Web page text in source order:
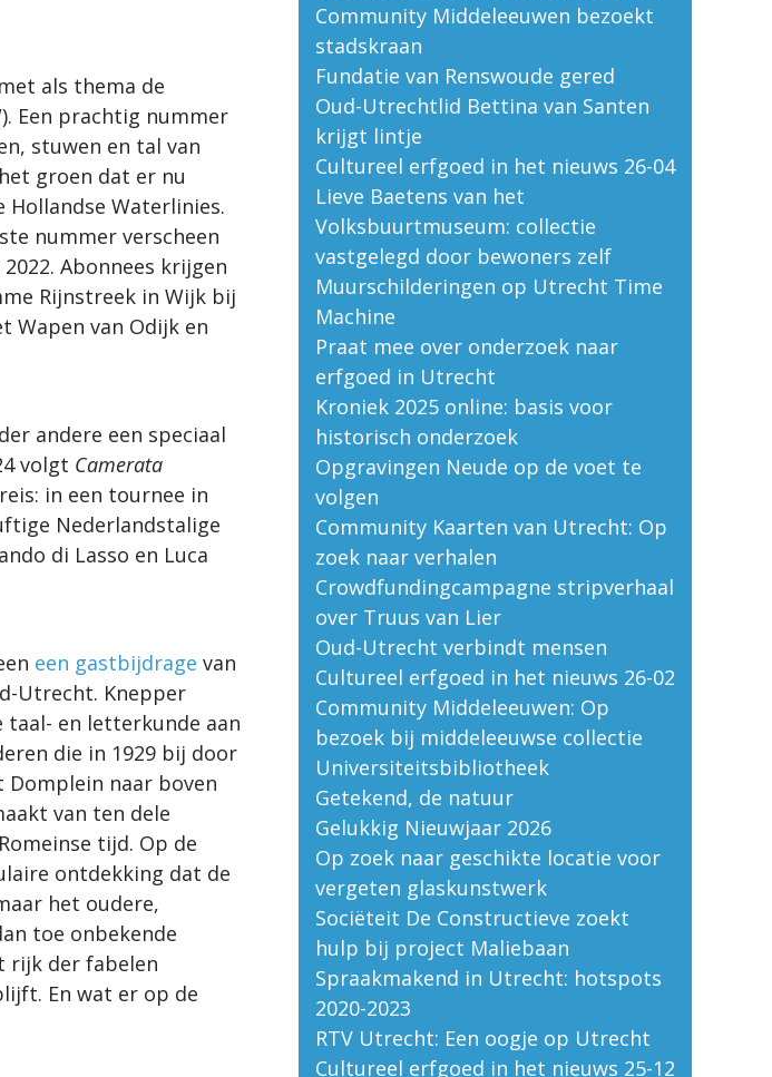
als thema de
Een prachtig nummer
stuwen en tal van
groen dat er nu
Hollandse Waterlinies.
nummer verscheen
Abonnees krijgen
Rijnstreek in Wijk bij
Wapen van Odijk en
andere een speciaal
volgt Camerata
in een tournee in
Nederlandstalige
di Lasso en Luca
een gastbijdrage van
Utrecht. Knepper
taal- en letterkunde aan
die in 1929 bij door
naar boven
van ten dele
tijd. Op de
ontdekking dat de
het oudere,
toe onbekende
rijk der fabelen
En wat er op de
Community Middeleeuwen bezoekt
stadskraan
Fundatie van Renswoude gered
Oud-Utrechtlid Bettina van Santen
krijgt lintje
Cultureel erfgoed in het nieuws 26-04
Lieve Baetens van het
Volksbuurtmuseum: collectie
vastgelegd door bewoners zelf
Muurschilderingen op Utrecht Time
Machine
Praat mee over onderzoek naar
erfgoed in Utrecht
Kroniek 2025 online: basis voor
historisch onderzoek
Opgravingen Neude op de voet te
volgen
Community Kaarten van Utrecht: Op
zoek naar verhalen
Crowdfundingcampagne stripverhaal
over Truus van Lier
Oud-Utrecht verbindt mensen
Cultureel erfgoed in het nieuws 26-02
Community Middeleeuwen: Op
bezoek bij middeleeuwse collectie
Universiteitsbibliotheek
Getekend, de natuur
Gelukkig Nieuwjaar 2026
Op zoek naar geschikte locatie voor
vergeten glaskunstwerk
Sociëteit De Constructieve zoekt
hulp bij project Maliebaan
Spraakmakend in Utrecht: hotspots
2020-2023
RTV Utrecht: Een oogje op Utrecht
Cultureel erfgoed in het nieuws 25-12